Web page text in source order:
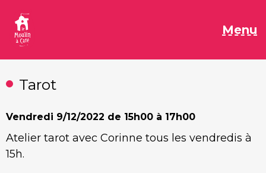
contenu
Menu
Tarot
Vendredi 9/12/2022 de 15h00 à 17h00
Atelier tarot avec Corinne tous les vendredis à
15h.